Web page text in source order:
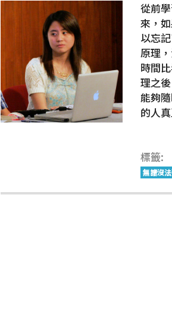
從前
來，
以忘
原理
時間
理之
能夠
的人
標籤:
無譜沒